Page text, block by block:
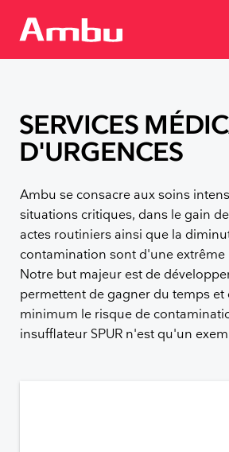
SERVICES
D'URGENCES
Ambu se consacre aux soins
situations critiques, dans le gain
actes routiniers ainsi que la
contamination sont d'une extrême
Notre but majeur est de
permettent de gagner du temps et
minimum le risque de
insufflateur SPUR n'est qu'un